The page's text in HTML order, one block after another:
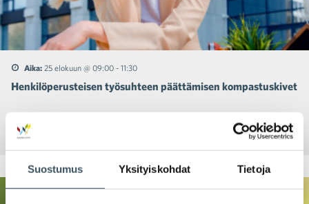
Suostumus Yksityiskohdat Tietoja
Aika: 25 elokuun @ 09:00 - 11:30
Henkilöperusteisen työsuhteen päättämisen kompastuskivet